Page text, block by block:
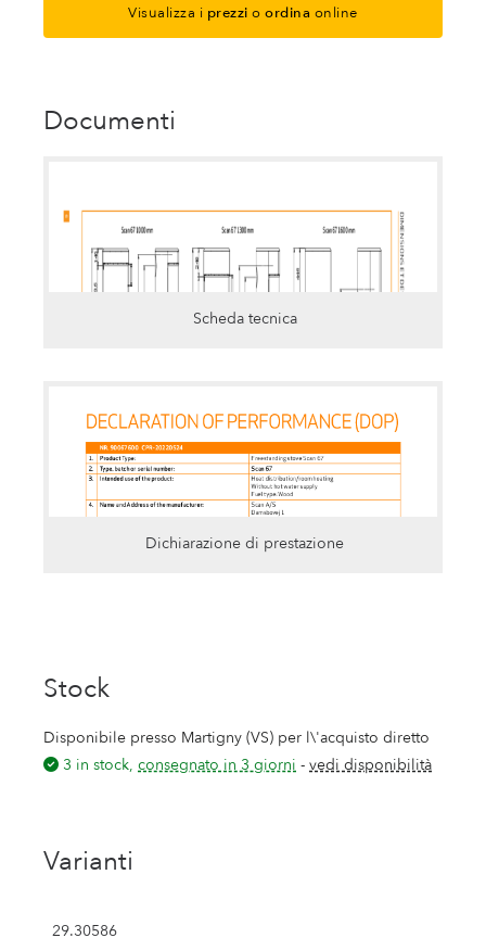
Visualizza i prezzi oordina online
Documenti
Scheda tecnica
Dichiarazione di prestazione
Stock
Disponibile presso Martigny (VS) per l\'acquisto diretto
3 in stock, consegnato in 3 giorni - vedi disponibilità
Varianti
29.30586